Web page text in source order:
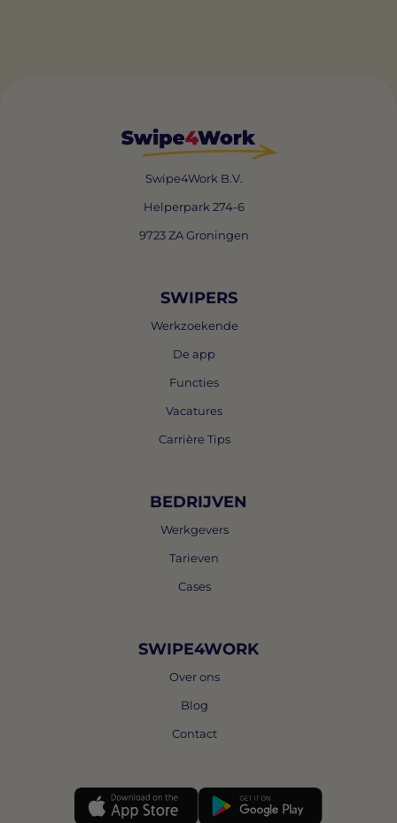
Swipe4Work B.V.
Helperpark 274-6
9723 ZA Groningen
SWIPERS
Werkzoekende
De app
Functies
Vacatures
Carrière Tips
BEDRIJVEN
Werkgevers
Tarieven
Cases
SWIPE4WORK
Over ons
Blog
Contact